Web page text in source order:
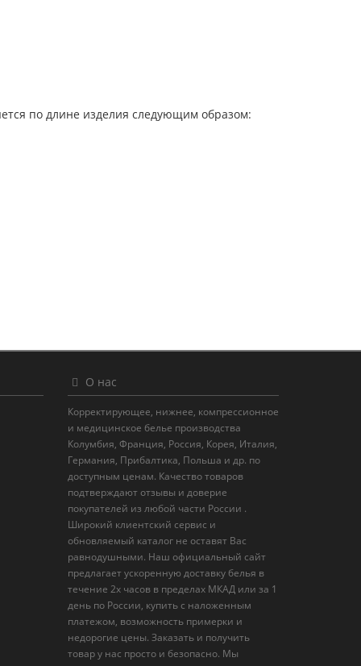
по длине изделия следующим образом:
О нас
Корректирующее, нижнее, компрессионное
и медицинское белье производства
Колумбия, Франция, Россия, Корея, Италия,
Германия, Прибалтика, Польша и др. по
доступным ценам. Качество товаров
подтверждают отзывы и доверие
покупателей из любой части России .
Широкий клиентский сервис и
обновляемый каталог не оставят Вас
равнодушными. Наш официальный сайт
предлагает ускоренную доставку белья в
течение 2х часов в пределах МКАД или за 1
день по России, купить с наложенным
платежом, возможность примерки и
недорогие цены. Заказать и получить
товар у нас просто и безопасно. Мы